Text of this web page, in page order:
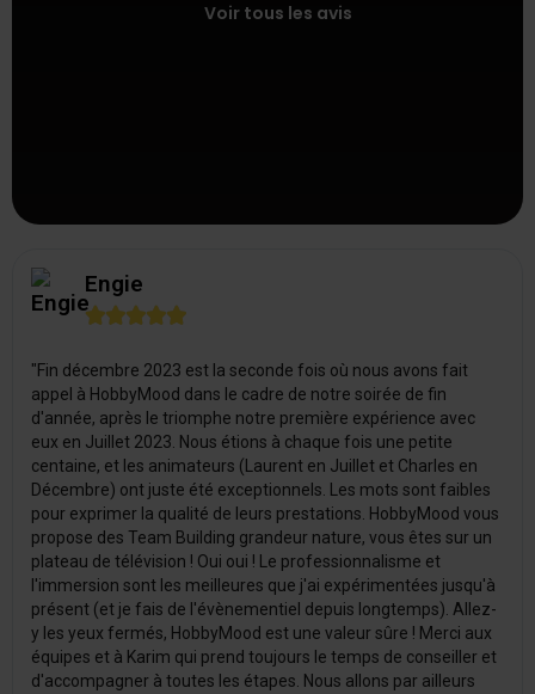
Voir tous les avis
Engie

"Fin décembre 2023 est la seconde fois où nous avons fait
appel à HobbyMood dans le cadre de notre soirée de fin
d'année, après le triomphe notre première expérience avec
eux en Juillet 2023. Nous étions à chaque fois une petite
centaine, et les animateurs (Laurent en Juillet et Charles en
Décembre) ont juste été exceptionnels. Les mots sont faibles
pour exprimer la qualité de leurs prestations. HobbyMood vous
propose des Team Building grandeur nature, vous êtes sur un
plateau de télévision ! Oui oui ! Le professionnalisme et
l'immersion sont les meilleures que j'ai expérimentées jusqu'à
présent (et je fais de l'évènementiel depuis longtemps). Allez-
y les yeux fermés, HobbyMood est une valeur sûre ! Merci aux
équipes et à Karim qui prend toujours le temps de conseiller et
d'accompagner à toutes les étapes. Nous allons par ailleurs